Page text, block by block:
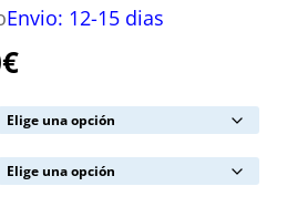
Envio: 12-15 dias
€